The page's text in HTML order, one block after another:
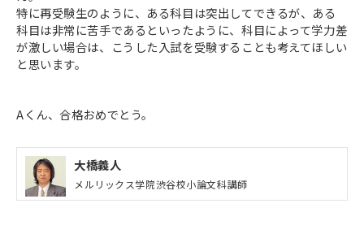
特に再受験生のように、ある科目は突出してできるが、ある
科目は非常に苦手であるといったように、科目によって学力差
が激しい場合は、こうした入試を受験することも考えてほしい
と思います。
Aくん、合格おめでとう。
大橋義人
メルリックス学院渋谷校小論文科講師